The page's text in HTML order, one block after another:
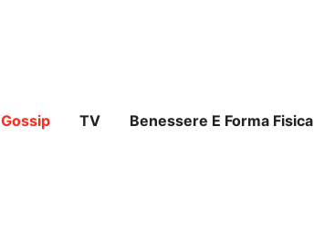
Gossip TV Benessere E Forma Fisica